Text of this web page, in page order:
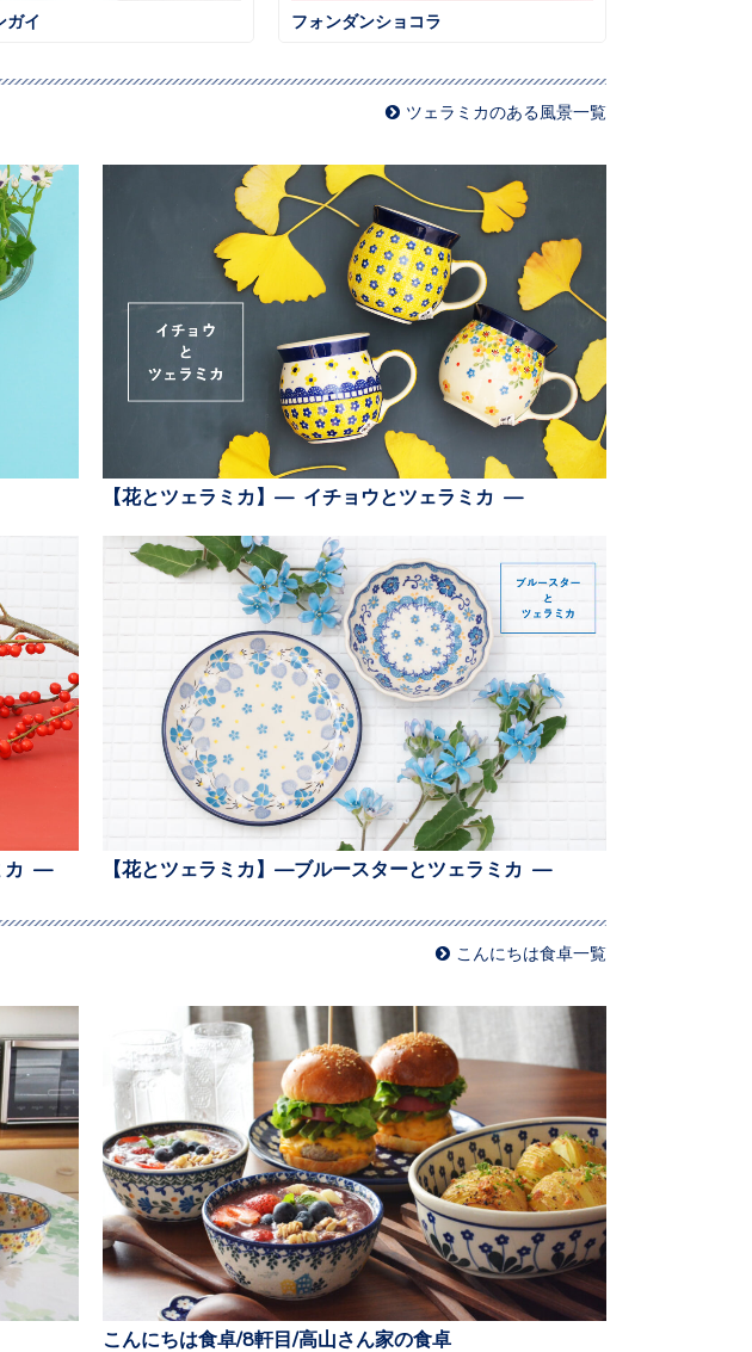
ガイ フォンダンショコラ
ツェラミカのある風景一覧
【花とツェラミカ】— イチョウとツェラミカ —
カ — 【花とツェラミカ】—ブルースターとツェラミカ —
こんにちは食卓一覧
こんにちは食卓/8軒目/高山さん家の食卓